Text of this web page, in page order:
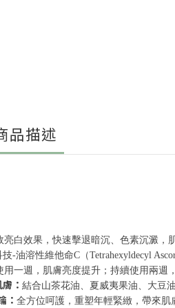
品描述
亮白效果，快速擊退暗沉、色素沉澱，
-油溶性維他命C（Tetrahexyldecyl
用一週，肌膚亮度提升；持續使用兩週
： 結合山茶花油、夏威夷果油、大豆
： 全方位呵護，重塑年輕緊緻，帶來肌